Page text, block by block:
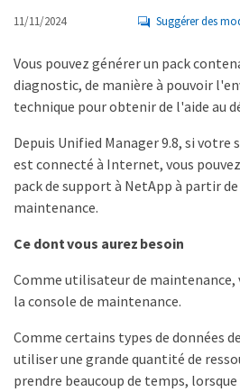
11/11/2024 Suggérer des
Vous pouvez générer un pack
diagnostic, de manière à pouvoir
technique pour obtenir de l'aide au
Depuis Unified Manager 9.8, si votre
est connecté à Internet, vous
pack de support à NetApp à partir
maintenance.
Ce dont vous aurez besoin
Comme utilisateur de maintenance,
la console de maintenance.
Comme certains types de données
utiliser une grande quantité de
prendre beaucoup de temps,